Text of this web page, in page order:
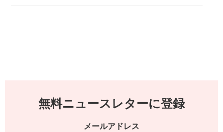
無料ニュースレターに登録
メールアドレス